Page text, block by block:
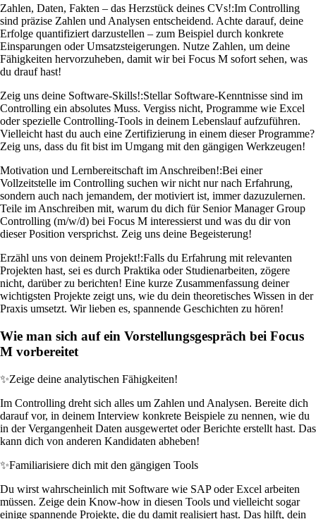
Zahlen, Daten, Fakten – das Herzstück deines CVs!:Im Controlling
sind präzise Zahlen und Analysen entscheidend. Achte darauf, deine
Erfolge quantifiziert darzustellen – zum Beispiel durch konkrete
Einsparungen oder Umsatzsteigerungen. Nutze Zahlen, um deine
Fähigkeiten hervorzuheben, damit wir bei Focus M sofort sehen, was
du drauf hast!
Zeig uns deine Software-Skills!:Stellar Software-Kenntnisse sind im
Controlling ein absolutes Muss. Vergiss nicht, Programme wie Excel
oder spezielle Controlling-Tools in deinem Lebenslauf aufzuführen.
Vielleicht hast du auch eine Zertifizierung in einem dieser Programme?
Zeig uns, dass du fit bist im Umgang mit den gängigen Werkzeugen!
Motivation und Lernbereitschaft im Anschreiben!:Bei einer
Vollzeitstelle im Controlling suchen wir nicht nur nach Erfahrung,
sondern auch nach jemandem, der motiviert ist, immer dazuzulernen.
Teile im Anschreiben mit, warum du dich für Senior Manager Group
Controlling (m/w/d) bei Focus M interessierst und was du dir von
dieser Position versprichst. Zeig uns deine Begeisterung!
Erzähl uns von deinem Projekt!:Falls du Erfahrung mit relevanten
Projekten hast, sei es durch Praktika oder Studienarbeiten, zögere
nicht, darüber zu berichten! Eine kurze Zusammenfassung deiner
wichtigsten Projekte zeigt uns, wie du dein theoretisches Wissen in der
Praxis umsetzt. Wir lieben es, spannende Geschichten zu hören!
Wie man sich auf ein Vorstellungsgespräch bei Focus
M vorbereitet
✨Zeige deine analytischen Fähigkeiten!
Im Controlling dreht sich alles um Zahlen und Analysen. Bereite dich
darauf vor, in deinem Interview konkrete Beispiele zu nennen, wie du
in der Vergangenheit Daten ausgewertet oder Berichte erstellt hast. Das
kann dich von anderen Kandidaten abheben!
✨Familiarisiere dich mit den gängigen Tools
Du wirst wahrscheinlich mit Software wie SAP oder Excel arbeiten
müssen. Zeige dein Know-how in diesen Tools und vielleicht sogar
einige spannende Projekte, die du damit realisiert hast. Das hilft, dein